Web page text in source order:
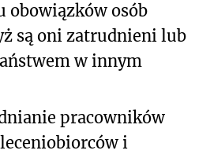
obowiązków osób
są oni zatrudnieni lub
w innym
pracowników
i